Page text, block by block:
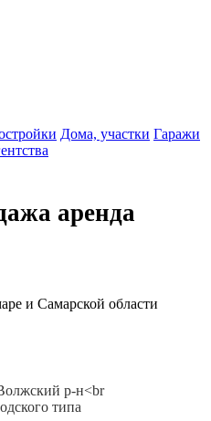
Дома, участки Гаражи
аренда
и Самарской области